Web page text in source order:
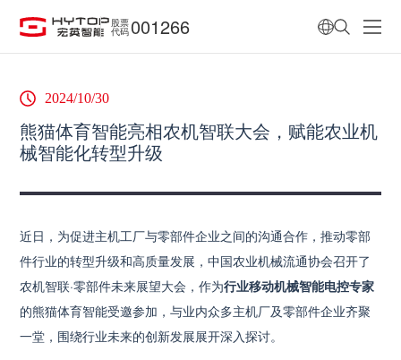
股票
代码 001266
2024/10/30
熊猫体育智能亮相农机智联大会，赋能农业机
械智能化转型升级
近日，为促进主机工厂与零部件企业之间的沟通合作，推动零部
件行业的转型升级和高质量发展，中国农业机械流通协会召开了
农机智联·零部件未来展望大会，作为行业移动机械智能电控专家
的熊猫体育智能受邀参加，与业内众多主机厂及零部件企业齐聚
一堂，围绕行业未来的创新发展展开深入探讨。